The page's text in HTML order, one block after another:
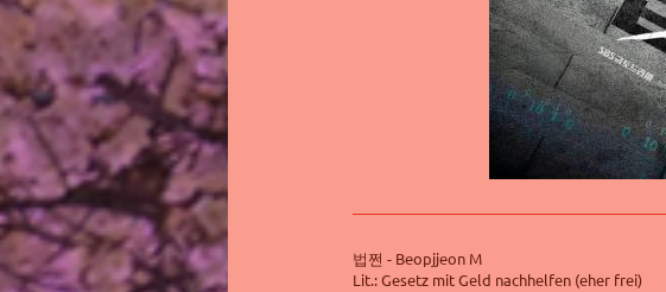
법쩐 - Beopjjeon M
Lit.: Gesetz mit Geld nachhelfen (eher frei)